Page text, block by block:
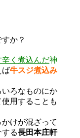
か？
辛く煮込んだ神
ば牛スジ煮込み
ろなものにか
用することも
けが混ざって
る長田本庄軒